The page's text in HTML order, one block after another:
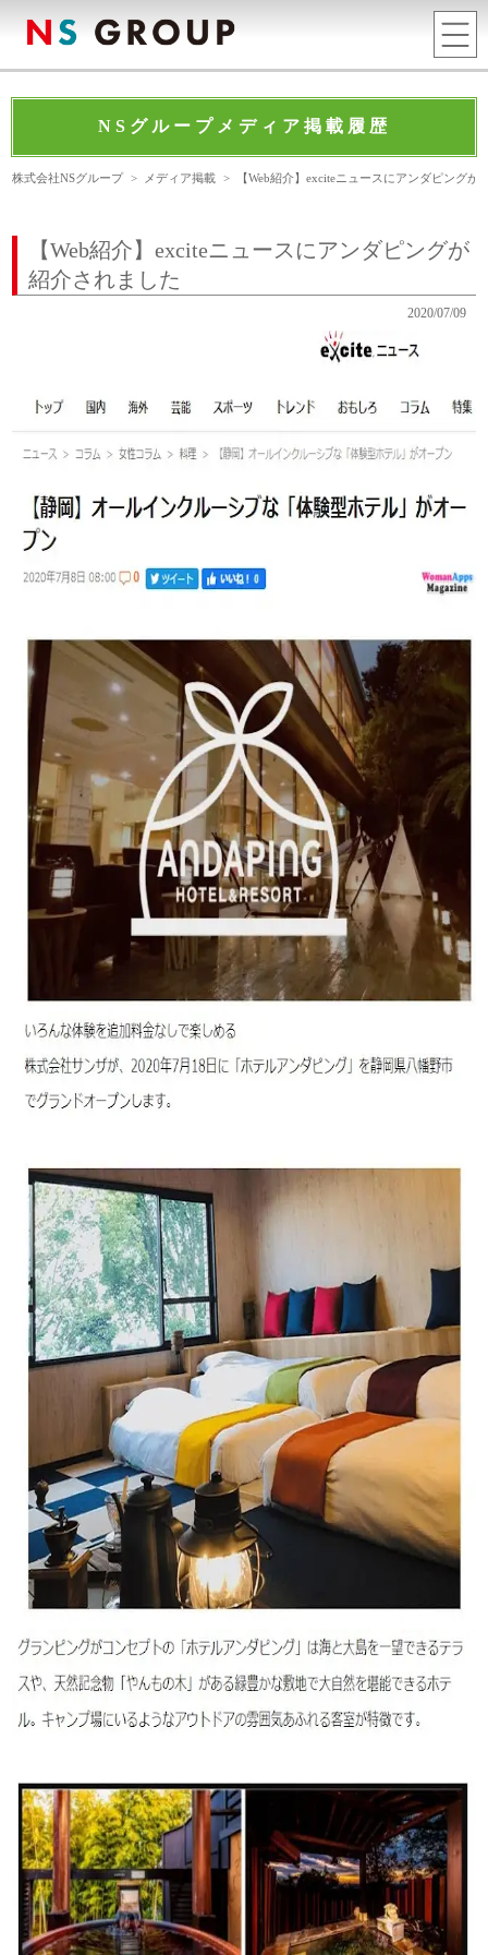
NSグループメディア掲載履歴
株式会社NSグループ > メディア掲載 > 【Web紹介】exciteニュースにアンダピングが
【Web紹介】exciteニュースにアンダピングが
紹介されました
2020/07/09